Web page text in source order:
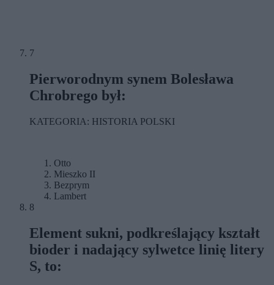
7
Pierworodnym synem Bolesława
Chrobrego był:
KATEGORIA: HISTORIA POLSKI
Otto
Mieszko II
Bezprym
Lambert
8
Element sukni, podkreślający kształt
bioder i nadający sylwetce linię litery
S, to: